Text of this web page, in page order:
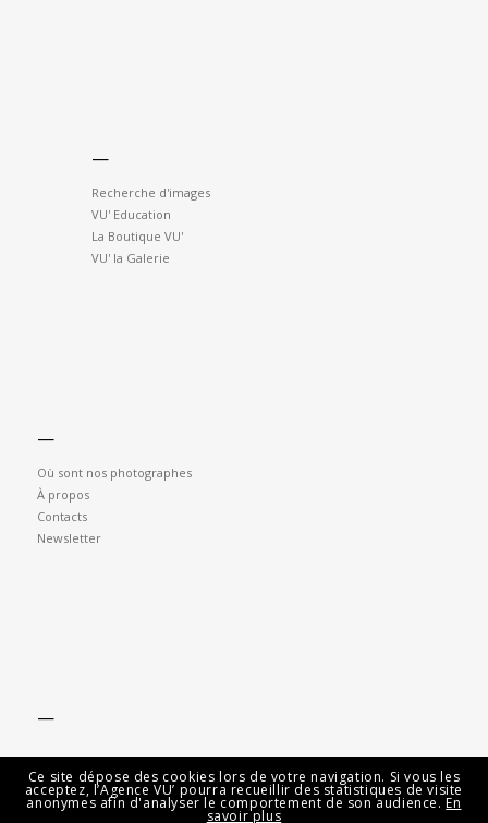
—
Recherche d'images
VU' Education
La Boutique VU'
VU' la Galerie
—
Où sont nos photographes
À propos
Contacts
Newsletter
—
Ce site dépose des cookies lors de votre navigation. Si vous les
acceptez, l’Agence VU’ pourra recueillir des statistiques de visite
anonymes afin d'analyser le comportement de son audience.En
savoir plus